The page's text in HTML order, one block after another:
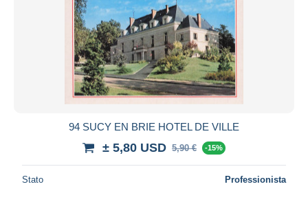
94 SUCY EN BRIE HOTEL DE VILLE
± 5,80 USD 5,90 € -15%
Stato Professionista